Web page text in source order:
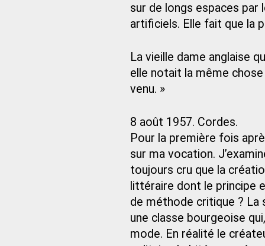
sur de longs espaces
artificiels. Elle fait que la
La vieille dame anglaise
elle notait la même chose
venu. »
8 août 1957. Cordes.
Pour la première fois
sur ma vocation.
toujours cru que la
littéraire dont le principe
de méthode critique ? La
une classe bourgeoise
mode. En réalité le